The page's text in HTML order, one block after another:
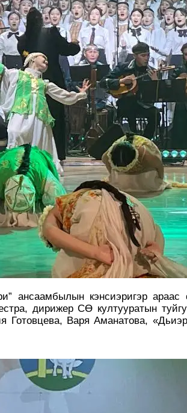
ансаамбылын кэнсиэригэр
дирижер СӨ култууратын
Варя Аманатова,